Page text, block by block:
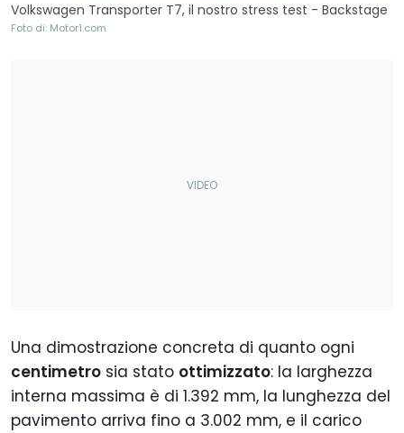
Volkswagen Transporter T7, il nostro stress test - Backstage
Foto di: Motor1.com
Una dimostrazione concreta di quanto ogni
centimetro sia stato ottimizzato: la larghezza
interna massima è di 1.392 mm, la lunghezza del
pavimento arriva fino a 3.002 mm, e il carico